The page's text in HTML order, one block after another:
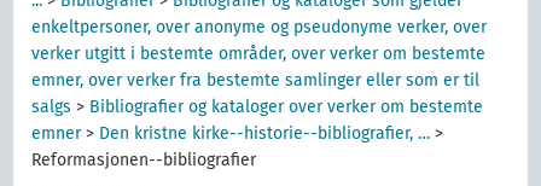
enkeltpersoner, over anonyme og pseudonyme verker, over
verker utgitt i bestemte områder, over verker om bestemte
emner, over verker fra bestemte samlinger eller som er til
salgs > Bibliografier og kataloger over verker om bestemte
emner> Den kristne kirke--historie--bibliografier, … >
Reformasjonen--bibliografier